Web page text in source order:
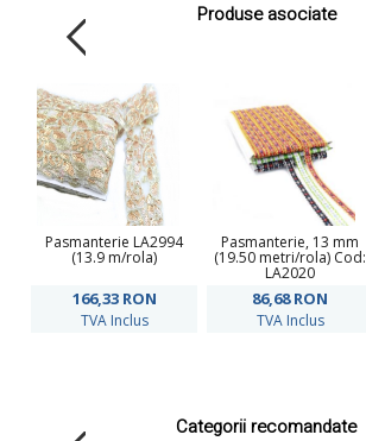
Produse asociate
Pasmanterie LA2994
(13.9 m/rola)
166,33 RON
TVA Inclus
Pasmanterie, 13 mm
(19.50 metri/rola) Cod:
LA2020
86,68RON
TVA Inclus
Categorii recomandate